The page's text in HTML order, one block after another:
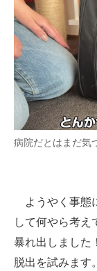
病院だとはまだ気
ようやく事態
して何やら考え
暴れ出しまし
脱出を試みます